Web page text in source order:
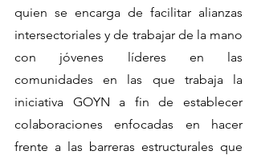
quien se encarga de facilitar alianzas
intersectoriales y de trabajar de la mano
con jóvenes líderes en las
comunidades en las que trabaja la
iniciativa GOYN a fin de establecer
colaboraciones enfocadas en hacer
frente a las barreras estructurales que